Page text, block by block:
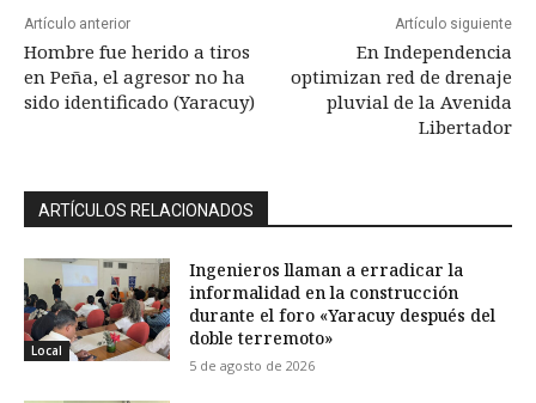
Artículo anterior
Hombre fue herido a tiros
en Peña, el agresor no ha
sido identificado (Yaracuy)
Artículo siguiente
En Independencia
optimizan red de drenaje
pluvial de la Avenida
Libertador
ARTÍCULOS RELACIONADOS
Local
Ingenieros llaman a erradicar la
informalidad en la construcción
durante el foro «Yaracuy después del
doble terremoto»
5 de agosto de 2026